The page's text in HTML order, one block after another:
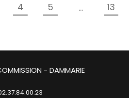
4 5 ... 13
- DAMMARIE